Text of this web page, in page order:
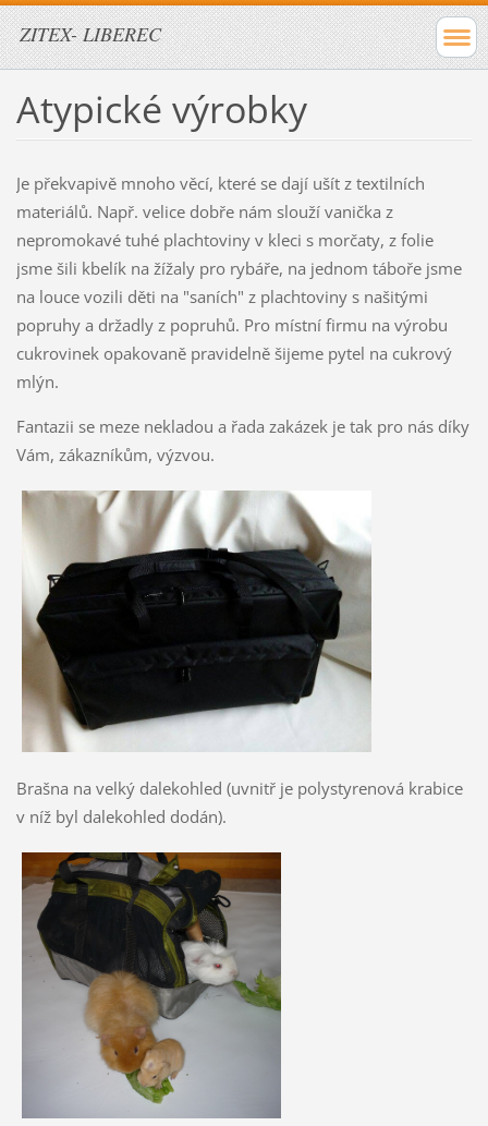
ZITEX- LIBEREC
Atypické výrobky
Je překvapivě mnoho věcí, které se dají ušít z textilních
materiálů. Např. velice dobře nám slouží vanička z
nepromokavé tuhé plachtoviny v kleci s morčaty, z folie
jsme šili kbelík na žížaly pro rybáře, na jednom táboře jsme
na louce vozili děti na "saních" z plachtoviny s našitými
popruhy a držadly z popruhů. Pro místní firmu na výrobu
cukrovinek opakovaně pravidelně šijeme pytel na cukrový
mlýn.
Fantazii se meze nekladou a řada zakázek je tak pro nás díky
Vám, zákazníkům, výzvou.
Brašna na velký dalekohled (uvnitř je polystyrenová krabice
v níž byl dalekohled dodán).